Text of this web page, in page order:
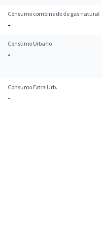
Consumo combinado de gas natural
-
Consumo Urbano
-
Consumo Extra Urb.
-